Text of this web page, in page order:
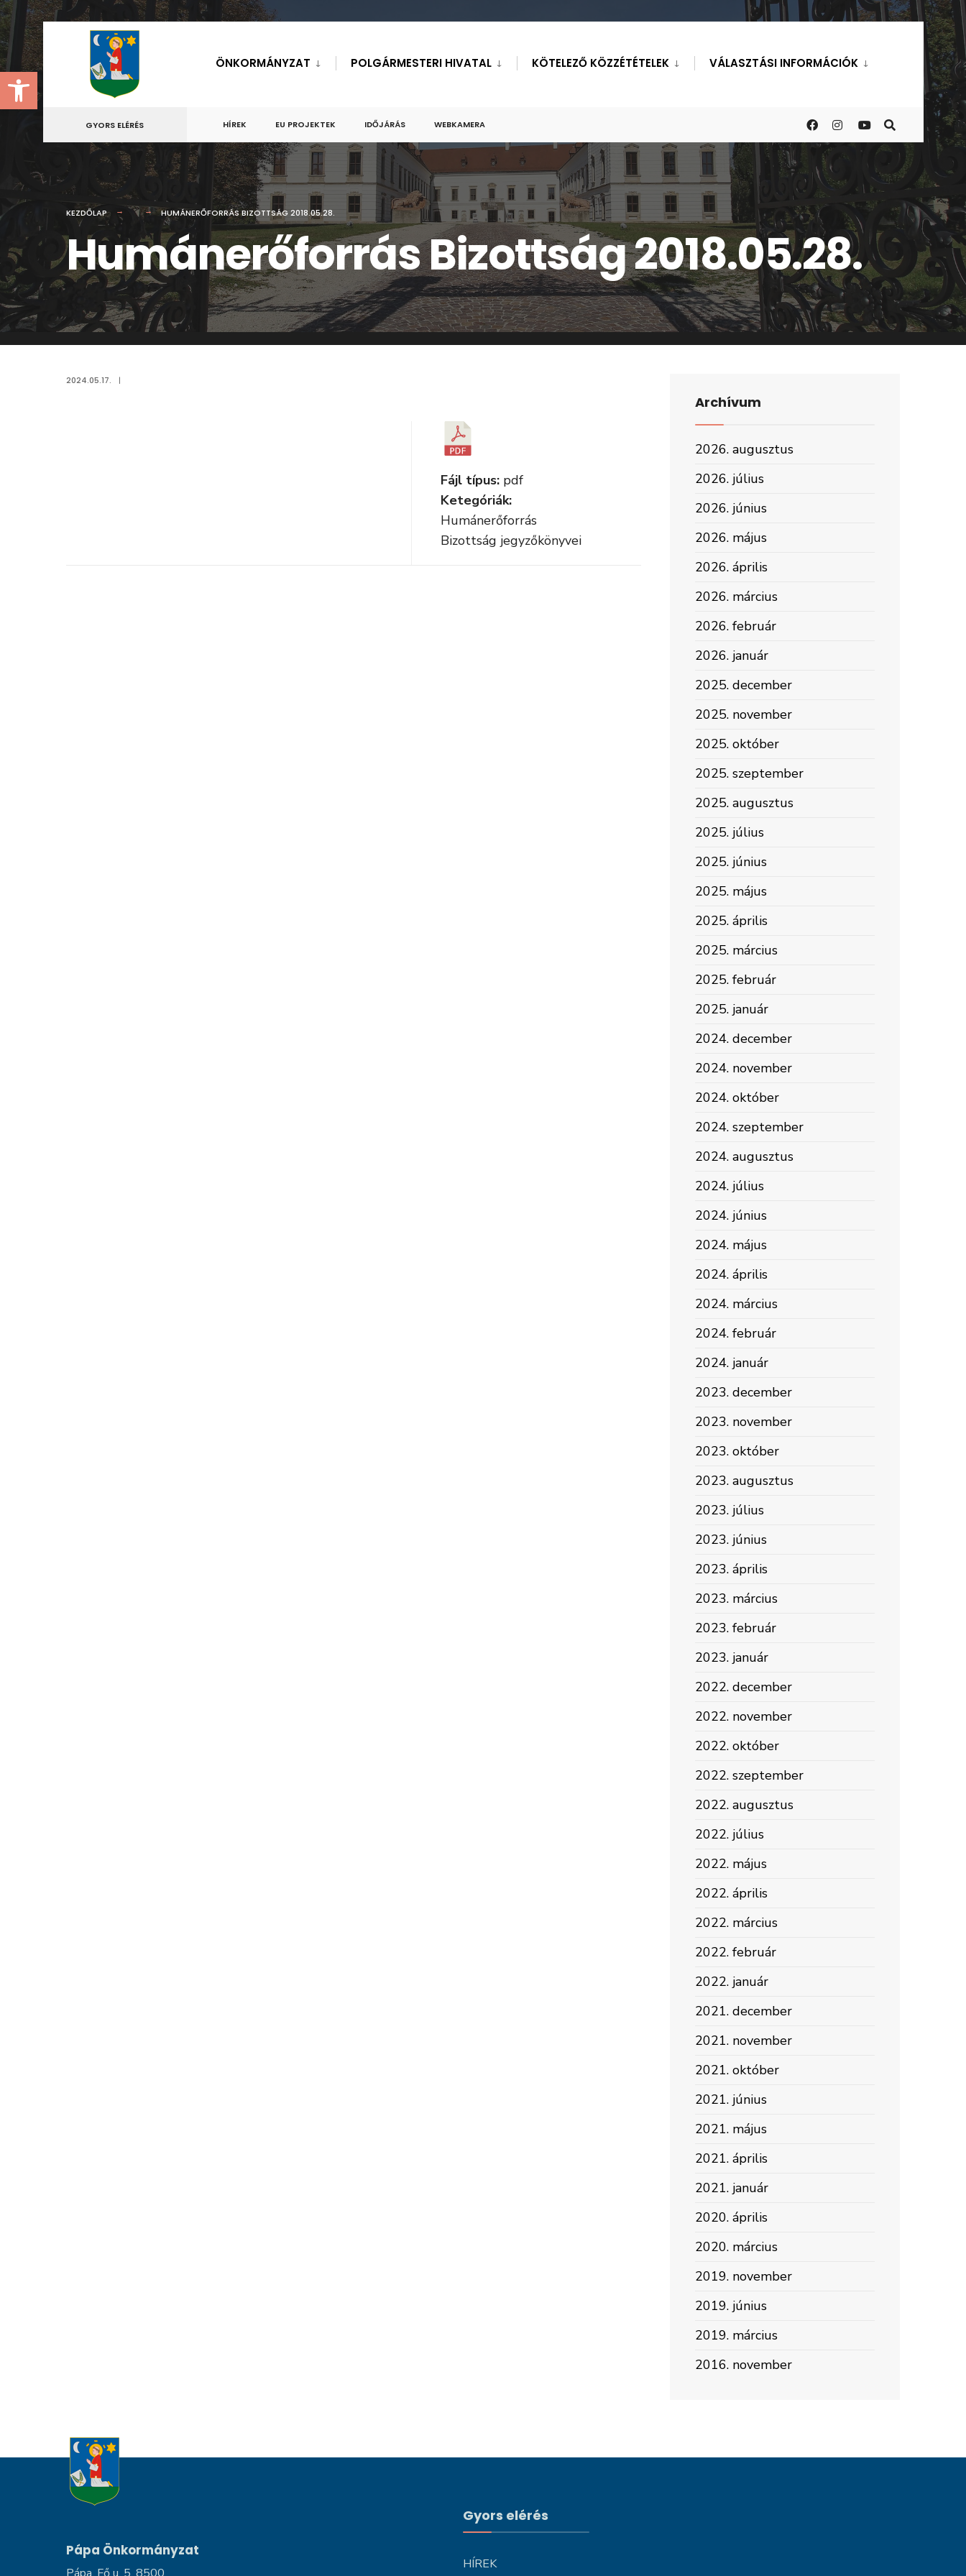
Eszköztár megnyitása
content
ÖNKORMÁNYZAT POLGÁRMESTERI HIVATAL KÖTELEZŐ KÖZZÉTÉTELEK VÁLASZTÁSI INFORMÁCIÓK
GYORS ELÉRÉS HÍREK EU PROJEKTEK IDŐJÁRÁS WEBKAMERA
KEZDŐLAP HUMÁNERŐFORRÁS BIZOTTSÁG 2018.05.28.
Humánerőforrás Bizottság 2018.05.28.
2024.05.17. |
Fájl típus: pdf
Ketegóriák:
Humánerőforrás
Bizottság jegyzőkönyvei
Archívum
2026. augusztus
2026. július
2026. június
2026. május
2026. április
2026. március
2026. február
2026. január
2025. december
2025. november
2025. október
2025. szeptember
2025. augusztus
2025. július
2025. június
2025. május
2025. április
2025. március
2025. február
2025. január
2024. december
2024. november
2024. október
2024. szeptember
2024. augusztus
2024. július
2024. június
2024. május
2024. április
2024. március
2024. február
2024. január
2023. december
2023. november
2023. október
2023. augusztus
2023. július
2023. június
2023. április
2023. március
2023. február
2023. január
2022. december
2022. november
2022. október
2022. szeptember
2022. augusztus
2022. július
2022. május
2022. április
2022. március
2022. február
2022. január
2021. december
2021. november
2021. október
2021. június
2021. május
2021. április
2021. január
2020. április
2020. március
2019. november
2019. június
2019. március
2016. november
Pápa Önkormányzat
Gyors elérés
HÍREK